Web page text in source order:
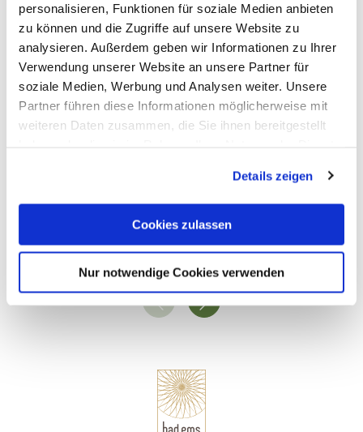
personalisieren, Funktionen für soziale Medien anbieten
zu können und die Zugriffe auf unsere Website zu
analysieren. Außerdem geben wir Informationen zu Ihrer
Verwendung unserer Website an unsere Partner für
soziale Medien, Werbung und Analysen weiter. Unsere
Partner führen diese Informationen möglicherweise mit
weiteren Daten zusammen, die Sie ihnen bereitgestellt
Cookies, wenn Sie unsere Webseite weiterhin nutzen.
Details zeigen
Cookies zulassen
Nur notwendige Cookies verwenden
Nassauische Sparkasse - Finanz-Center Nassau
Nassau